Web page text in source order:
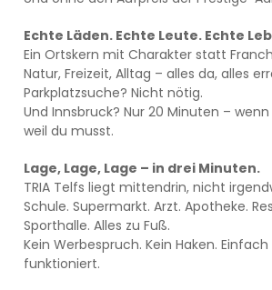
Echte Läden. Echte Leute. Echte
Ein Ortskern mit Charakter statt
Natur, Freizeit, Alltag – alles da, alles
Parkplatzsuche? Nicht nötig.
Und Innsbruck? Nur 20 Minuten –
weil du musst.
Lage, Lage, Lage – in drei Minuten.
TRIA Telfs liegt mittendrin, nicht
Schule. Supermarkt. Arzt. Apotheke.
Sporthalle. Alles zu Fuß.
Kein Werbespruch. Kein Haken.
funktioniert.